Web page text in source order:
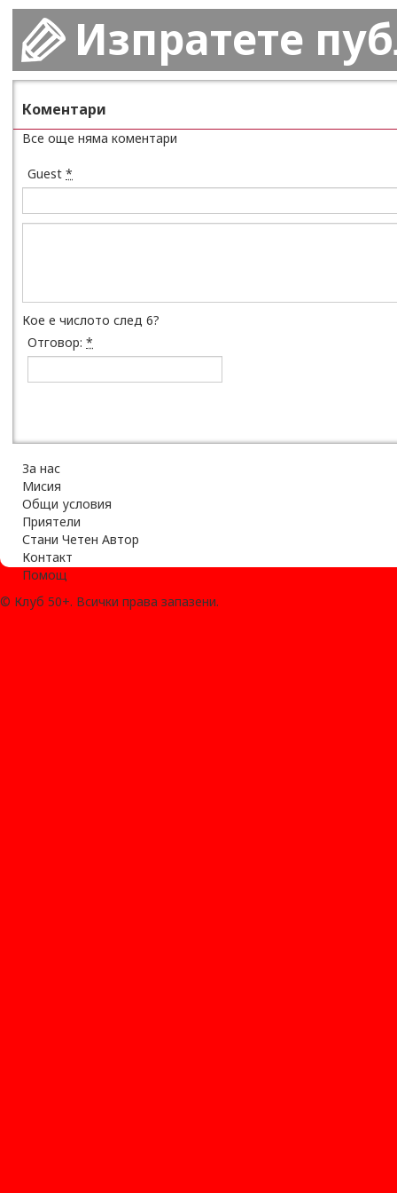
Изпратете
Коментари
Все още няма коментари
Guest *
Кое е числото след 6?
Отговор: *
За нас
Мисия
Общи условия
Приятели
Стани Четен Автор
Контакт
Помощ
© Клуб 50+. Всички права запазени.